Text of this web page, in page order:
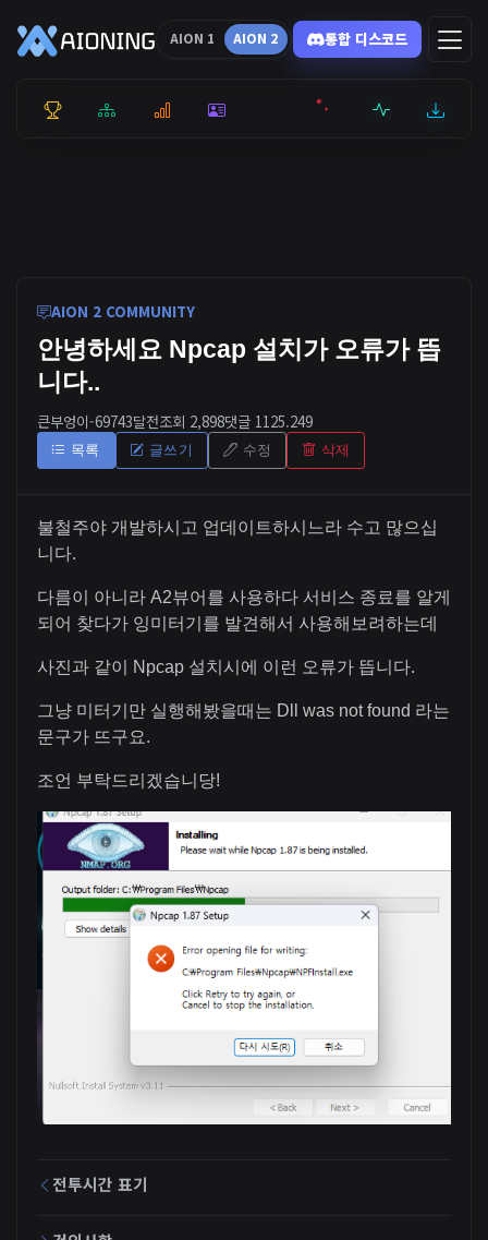
AION 1 AION 2 통합 디스코드
통합 순위리더보드통계 캐릭터 서버현황최근기록잉미
AION 2 COMMUNITY
안녕하세요 Npcap 설치가 오류가 뜹
니다..
큰부엉이-69743달전조회 2,898댓글 1 125.249
목록 글쓰기 수정 삭제
불철주야 개발하시고 업데이트하시느라 수고 많으십
니다.
다름이 아니라 A2뷰어를 사용하다 서비스 종료를 알게
되어 찾다가 잉미터기를 발견해서 사용해보려하는데
사진과 같이 Npcap 설치시에 이런 오류가 뜹니다.
그냥 미터기만 실행해봤을때는 Dll was not found 라는
문구가 뜨구요.
조언 부탁드리겠습니당!
전투시간 표기